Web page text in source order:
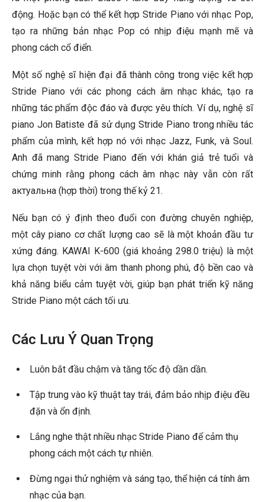
động. Hoặc bạn có thể kết hợp Stride Piano với nhạc Pop,
tạo ra những bản nhạc Pop có nhịp điệu mạnh mẽ và
phong cách cổ điển.
Một số nghệ sĩ hiện đại đã thành công trong việc kết hợp
Stride Piano với các phong cách âm nhạc khác, tạo ra
những tác phẩm độc đáo và được yêu thích. Ví dụ, nghệ sĩ
piano Jon Batiste đã sử dụng Stride Piano trong nhiều tác
phẩm của mình, kết hợp nó với nhạc Jazz, Funk, và Soul.
Anh đã mang Stride Piano đến với khán giả trẻ tuổi và
chứng minh rằng phong cách âm nhạc này vẫn còn rất
актуальна (hợp thời) trong thế kỷ 21.
Nếu bạn có ý định theo đuổi con đường chuyên nghiệp,
một cây piano cơ chất lượng cao sẽ là một khoản đầu tư
xứng đáng. KAWAI K-600 (giá khoảng 298.0 triệu) là một
lựa chọn tuyệt vời với âm thanh phong phú, độ bền cao và
khả năng biểu cảm tuyệt vời, giúp bạn phát triển kỹ năng
Stride Piano một cách tối ưu.
Các Lưu Ý Quan Trọng
Luôn bắt đầu chậm và tăng tốc độ dần dần.
Tập trung vào kỹ thuật tay trái, đảm bảo nhịp điệu đều
đặn và ổn định.
Lắng nghe thật nhiều nhạc Stride Piano để cảm thụ
phong cách một cách tự nhiên.
Đừng ngại thử nghiệm và sáng tạo, thể hiện cá tính âm
nhạc của bạn.